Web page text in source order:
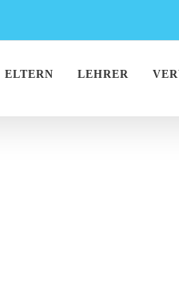
ELTERN LEHRER